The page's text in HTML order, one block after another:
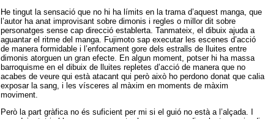
He tingut la sensació que no hi ha límits en la trama d’aquest manga, que
l’autor ha anat improvisant sobre dimonis i regles o millor dit sobre
personatges sense cap direcció establerta. Tanmateix, el dibuix ajuda a
aguantar el ritme del manga. Fujimoto sap executar les escenes d’acció
de manera formidable i l’enfocament gore dels estralls de lluites entre
dimonis atorguen un gran efecte. En algun moment, potser hi ha massa
barroquisme en el dibuix de lluites repletes d’acció de manera que no
acabes de veure qui està atacant qui però això ho perdono donat que calia
exposar la sang, i les vísceres al màxim en moments de màxim
moviment.
Però la part gràfica no és suficient per mi si el guió no està a l’alçada. I